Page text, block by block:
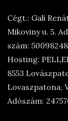
Cégt.: Gali
Mikoviny u. 5.
szám:
Hosting:
8553
Lovaszpatona,
Adószám: